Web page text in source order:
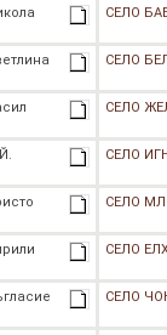
СЕЛО
СЕЛО
СЕЛО
СЕЛО
СЕЛО
СЕЛО
СЕЛО